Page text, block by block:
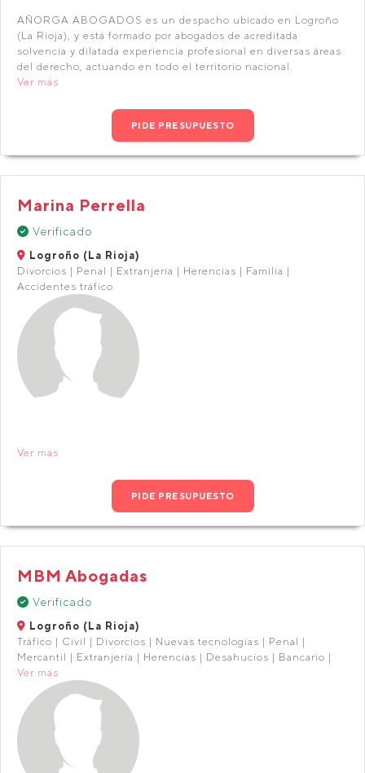
AÑORGA ABOGADOS es un despacho ubicado en Logroño
(La Rioja), y está formado por abogados de acreditada
solvencia y dilatada experiencia profesional en diversas áreas
del derecho, actuando en todo el territorio nacional.
Ver más
PIDE PRESUPUESTO
Marina Perrella
Verificado
Logroño (La Rioja)
Divorcios | Penal | Extranjería | Herencias | Familia |
Accidentes tráfico
Ver más
PIDE PRESUPUESTO
MBM Abogadas
Verificado
Logroño (La Rioja)
Tráfico | Civil | Divorcios | Nuevas tecnologías | Penal |
Mercantil | Extranjería | Herencias | Desahucios | Bancario |
Ver más